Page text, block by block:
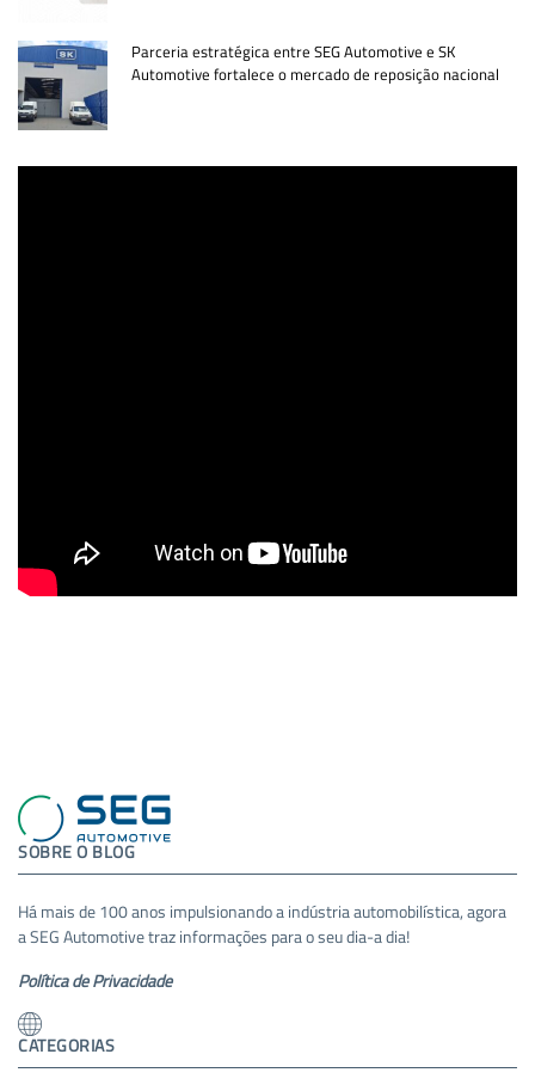
Parceria estratégica entre SEG Automotive e SK
Automotive fortalece o mercado de reposição nacional
SOBRE O BLOG
Há mais de 100 anos impulsionando a indústria automobilística, agora
a SEG Automotive traz informações para o seu dia-a dia!
Política de Privacidade
CATEGORIAS